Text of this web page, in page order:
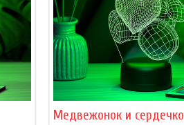
Медвежонок и сердечко